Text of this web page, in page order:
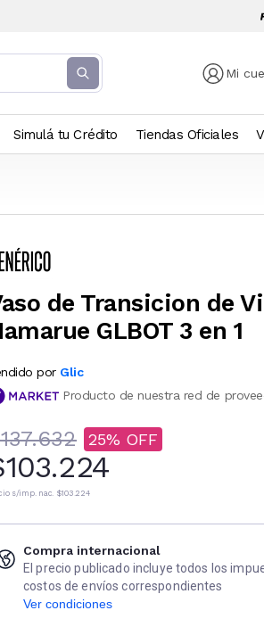
Mi
Simulá tu Crédito Tiendas Oficiales
de Transicion de
GLBOT 3 en 1
por Glic
Producto de nuestra red de
25
s/imp. nac. $103.224
Compra internacional
El precio publicado incluye todos los
costos de envíos correspondientes
Ver condiciones